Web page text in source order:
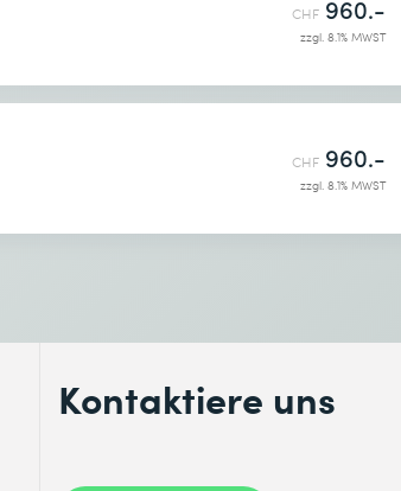
CHF 960.-
zzgl. 8.1% MWST
CHF 960.-
zzgl. 8.1% MWST
Kontaktiere uns